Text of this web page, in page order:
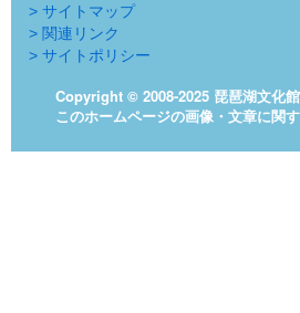
> サイトマップ
> 関連リンク
> サイトポリシー
Copyright © 2008-2025 琵琶湖文化
このホームページの画像・文章に関